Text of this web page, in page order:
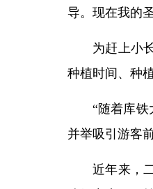
导。现在我的
为赶上小
种植时间、种
“随着库
并举吸引游客
近年来，